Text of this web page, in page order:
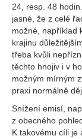
24, resp. 48
jasné, že z celé
možné, například
krajinu
třeba kvůli
těchto hnojiv i v
možným mírným
praxi normálně
Snížení emisí,
z obecného
K takovému cíli je